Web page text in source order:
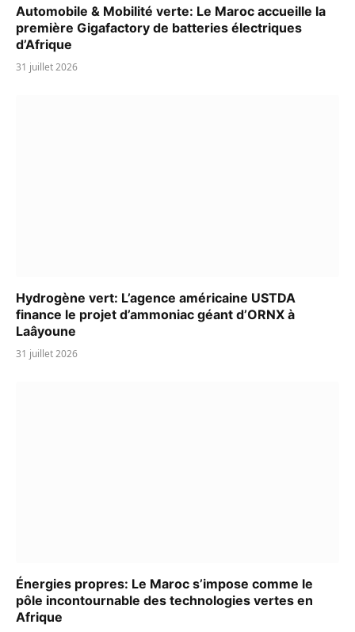
Automobile & Mobilité verte: Le Maroc accueille la
première Gigafactory de batteries électriques
d’Afrique
31 juillet 2026
Hydrogène vert: L’agence américaine USTDA
finance le projet d’ammoniac géant d’ORNX à
Laâyoune
31 juillet 2026
Énergies propres: Le Maroc s’impose comme le
pôle incontournable des technologies vertes en
Afrique